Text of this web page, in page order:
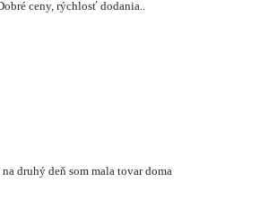
ceny, rýchlosť dodania..
druhý deň som mala tovar doma